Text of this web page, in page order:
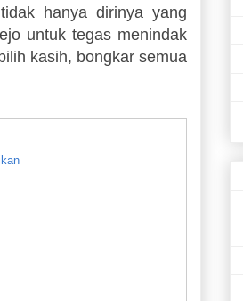
hanya dirinya yang
untuk tegas menindak
kasih, bongkar semua